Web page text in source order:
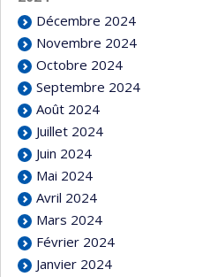
Décembre 2024
Novembre 2024
Octobre 2024
Septembre 2024
Août 2024
Juillet 2024
Juin 2024
Mai 2024
Avril 2024
Mars 2024
Février 2024
Janvier 2024